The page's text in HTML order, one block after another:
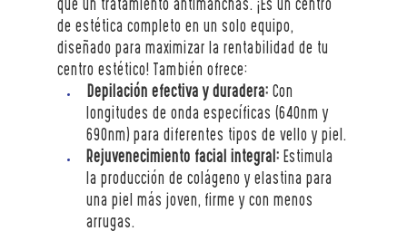
que un tratamiento antimanchas. ¡Es un centro
de estética completo en un solo equipo,
diseñado para maximizar la rentabilidad de tu
centro estético! También ofrece:
Depilación efectiva y duradera: Con
longitudes de onda específicas (640nm y
690nm) para diferentes tipos de vello y piel.
Rejuvenecimiento facial integral: Estimula
la producción de colágeno y elastina para
una piel más joven, firme y con menos
arrugas.